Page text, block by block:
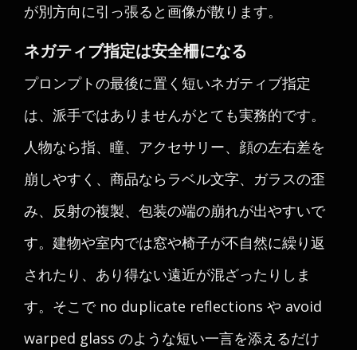
が別方向に引っ張ると画像が散ります。
ネガティブ指定は安全柵になる
プロンプトの最後に置く短いネガティブ指定
は、派手ではありませんがとても実務的です。
人物なら指、瞳、アクセサリー、顔の左右差を
崩しやすく、商品ならラベル文字、ガラスの歪
み、反射の複製、包装の端の崩れが出やすいで
す。建物や室内では窓や椅子が不自然に繰り返
されたり、あり得ない遠近が混ざったりしま
す。そこで no duplicate reflections や avoid
warped glass のような短い一言を添えるだけ